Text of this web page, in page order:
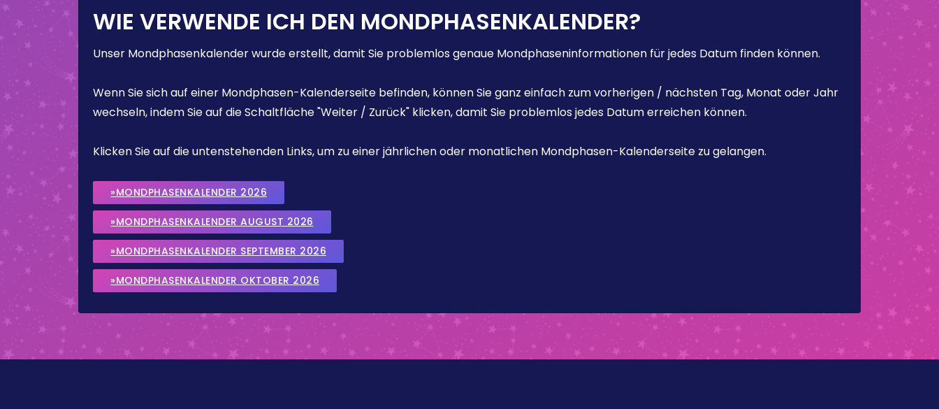
WIE VERWENDE ICH DEN MONDPHASENKALENDER?
Unser Mondphasenkalender wurde erstellt, damit Sie problemlos genaue Mondphaseninformationen für jedes Datum finden können.
Wenn Sie sich auf einer Mondphasen-Kalenderseite befinden, können Sie ganz einfach zum vorherigen / nächsten Tag, Monat oder Jahr
wechseln, indem Sie auf die Schaltfläche "Weiter / Zurück" klicken, damit Sie problemlos jedes Datum erreichen können.
Klicken Sie auf die untenstehenden Links, um zu einer jährlichen oder monatlichen Mondphasen-Kalenderseite zu gelangen.
»MONDPHASENKALENDER 2026
»MONDPHASENKALENDER AUGUST 2026
»MONDPHASENKALENDER SEPTEMBER 2026
»MONDPHASENKALENDER OKTOBER 2026